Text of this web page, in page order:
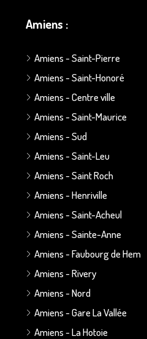
Amiens :
Amiens - Saint-Pierre
Amiens - Saint-Honoré
Amiens - Centre ville
Amiens - Saint-Maurice
Amiens - Sud
Amiens - Saint-Leu
Amiens - Saint Roch
Amiens - Henriville
Amiens - Saint-Acheul
Amiens - Sainte-Anne
Amiens - Faubourg de Hem
Amiens - Rivery
Amiens - Nord
Amiens - Gare La Vallée
Amiens - La Hotoie